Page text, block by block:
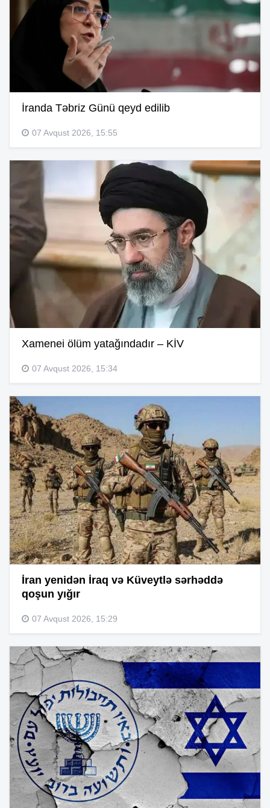
İranda Təbriz Günü qeyd edilib
07 Avqust 2026, 15:55
Xamenei ölüm yatağındadır – KİV
07 Avqust 2026, 15:34
İran yenidən İraq və Küveytlə sərhəddə
qoşun yığır
07 Avqust 2026, 15:29